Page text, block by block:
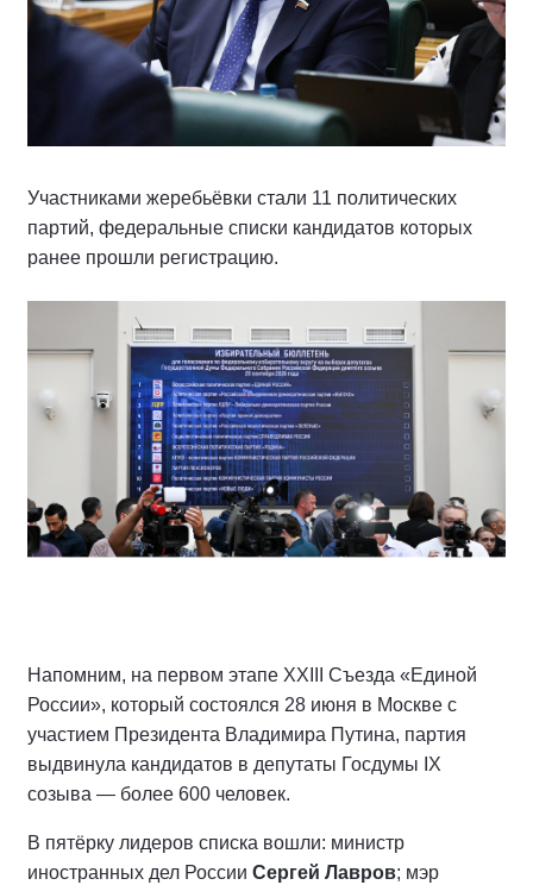
Участниками жеребьёвки стали 11 политических
партий, федеральные списки кандидатов которых
ранее прошли регистрацию.
Напомним, на первом этапе XXIII Съезда «Единой
России», который состоялся 28 июня в Москве с
участием Президента Владимира Путина, партия
выдвинула кандидатов в депутаты Госдумы IX
созыва — более 600 человек.
В пятёрку лидеров списка вошли: министр
иностранных дел России Сергей Лавров; мэр